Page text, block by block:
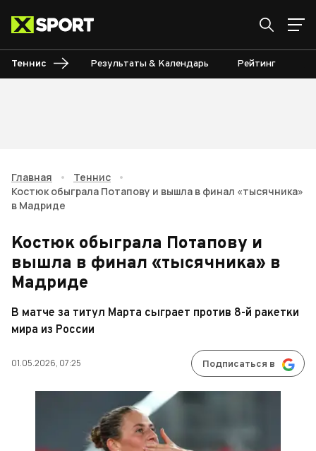
Теннис Результаты & Календарь Рейтинг
Главная • Теннис
•
Костюк обыграла Потапову и вышла в финал «тысячника»
в Мадриде
Костюк обыграла Потапову и
вышла в финал «тысячника» в
Мадриде
В матче за титул Марта сыграет против 8-й ракетки
мира из России
01.05.2026, 07:25 Подписаться в